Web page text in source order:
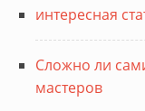
интересная
Сложно ли
мастеров